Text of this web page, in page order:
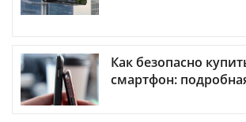
Как безопасно
смартфон: